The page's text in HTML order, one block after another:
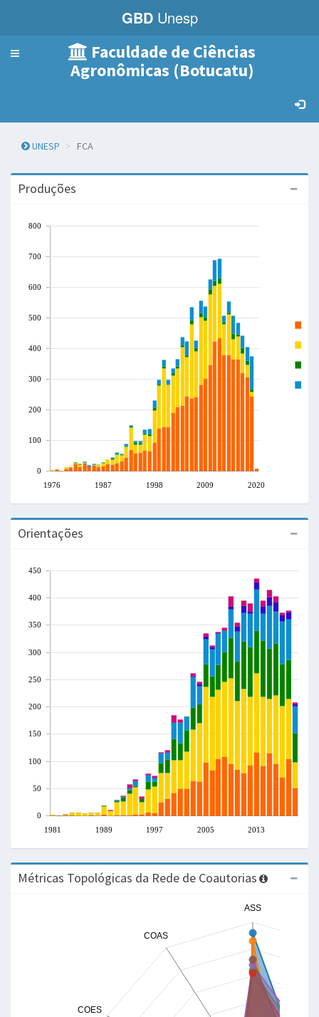
GBDUnesp
Menu
Faculdade de Ciências
Agronômicas (Botucatu)
UNESP FCA
Produções
1976 1987 1998 2009 2020
0
100
200
300
400
500
600
700
800
Orientações
1981 1989 1997 2005 2013
0
50
100
150
200
250
300
350
400
450
Métricas Topológicas da Rede de Coautorias
ASS
COAS
COES